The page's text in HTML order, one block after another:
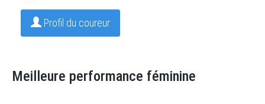
Profil du coureur
Meilleure performance féminine